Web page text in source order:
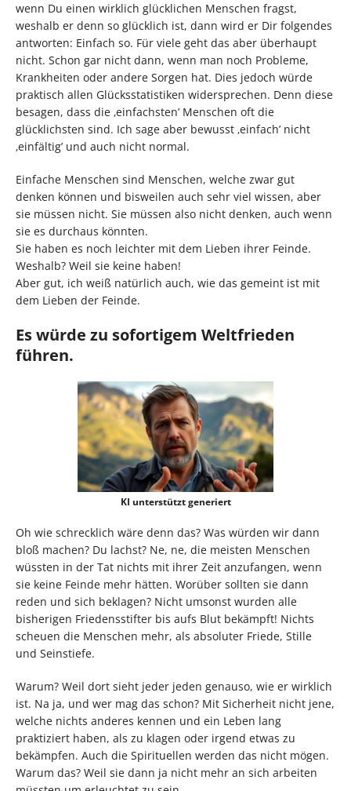
wenn Du einen wirklich glücklichen Menschen fragst,
weshalb er denn so glücklich ist, dann wird er Dir folgendes
antworten: Einfach so. Für viele geht das aber überhaupt
nicht. Schon gar nicht dann, wenn man noch Probleme,
Krankheiten oder andere Sorgen hat. Dies jedoch würde
praktisch allen Glücksstatistiken widersprechen. Denn diese
besagen, dass die ‚einfachsten’ Menschen oft die
glücklichsten sind. Ich sage aber bewusst ‚einfach’ nicht
‚einfältig’ und auch nicht normal.
Einfache Menschen sind Menschen, welche zwar gut
denken können und bisweilen auch sehr viel wissen, aber
sie müssen nicht. Sie müssen also nicht denken, auch wenn
sie es durchaus könnten.
Sie haben es noch leichter mit dem Lieben ihrer Feinde.
Weshalb? Weil sie keine haben!
Aber gut, ich weiß natürlich auch, wie das gemeint ist mit
dem Lieben der Feinde.
Es würde zu sofortigem Weltfrieden
führen.
KI unterstützt generiert
Oh wie schrecklich wäre denn das? Was würden wir dann
bloß machen? Du lachst? Ne, ne, die meisten Menschen
wüssten in der Tat nichts mit ihrer Zeit anzufangen, wenn
sie keine Feinde mehr hätten. Worüber sollten sie dann
reden und sich beklagen? Nicht umsonst wurden alle
bisherigen Friedensstifter bis aufs Blut bekämpft! Nichts
scheuen die Menschen mehr, als absoluter Friede, Stille
und Seinstiefe.
Warum? Weil dort sieht jeder jeden genauso, wie er wirklich
ist. Na ja, und wer mag das schon? Mit Sicherheit nicht jene,
welche nichts anderes kennen und ein Leben lang
praktiziert haben, als zu klagen oder irgend etwas zu
bekämpfen. Auch die Spirituellen werden das nicht mögen.
Warum das? Weil sie dann ja nicht mehr an sich arbeiten